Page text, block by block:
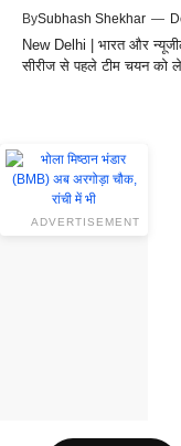
BySubhash Shekhar —
New Delhi | भारत और
सीरीज से पहले टीम चयन को
ADVERTISEMENT